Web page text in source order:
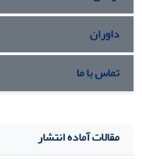
داوران
تماس با ما
مقالات آماده انتشار